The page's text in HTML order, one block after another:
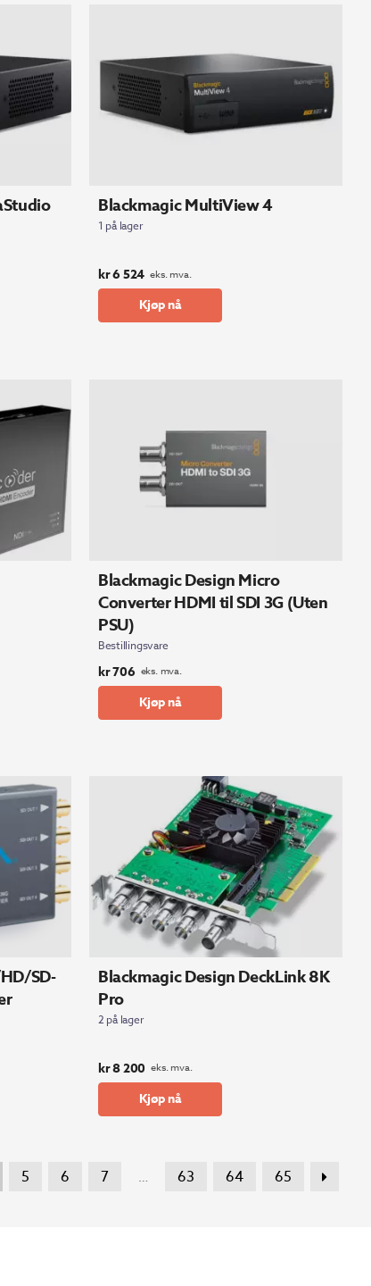
Blackmagic MultiView 4
1 på lager
kr6 524 eks. mva.
Kjøp nå
Blackmagic Design Micro
Converter HDMI til SDI 3G (Uten
PSU)
Bestillingsvare
kr706 eks. mva.
Kjøp nå
SD-
Blackmagic Design DeckLink 8K
Pro
2 på lager
kr8 200 eks. mva.
Kjøp nå
5 6 7 63 64 65